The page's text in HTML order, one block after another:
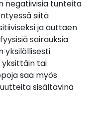
negatiivisia tunteita
siitä
ja auttaen
sairauksia
yksilöllisesti
yksittäin tai
saa myös
sisältävinä